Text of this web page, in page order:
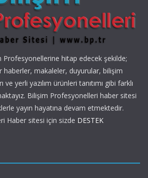
Profesyonellerine hitap edecek şekilde;
haberler, makaleler, duyurular, bilişim
ve yerli yazılım ürünleri tanıtımı gibi farklı
Bilişim Profesyonelleri haber sitesi
yayın hayatına devam etmektedir.
Haber sitesi için sizde DESTEK